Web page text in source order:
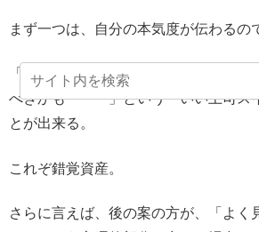
まず一つは、自分の本気度が伝わるの
「こいつがここまで言ってるんだ。上
べきかも・・・」という「いい上司ス
とが出来る。
これぞ錯覚資産。
さらに言えば、後の案の方が、「よく